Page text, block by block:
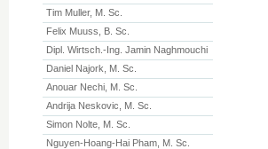
Tim Muller, M. Sc.
Felix Muuss, B. Sc.
Dipl. Wirtsch.-Ing. Jamin Naghmouchi
Daniel Najork, M. Sc.
Anouar Nechi, M. Sc.
Andrija Neskovic, M. Sc.
Simon Nolte, M. Sc.
Nguyen-Hoang-Hai Pham, M. Sc.